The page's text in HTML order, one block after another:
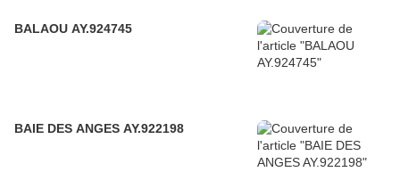
BALAOU AY.924745
BAIE DES ANGES AY.922198